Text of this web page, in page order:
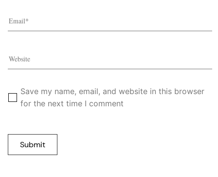
Save my name, email, and website in this browser
for the next time I comment